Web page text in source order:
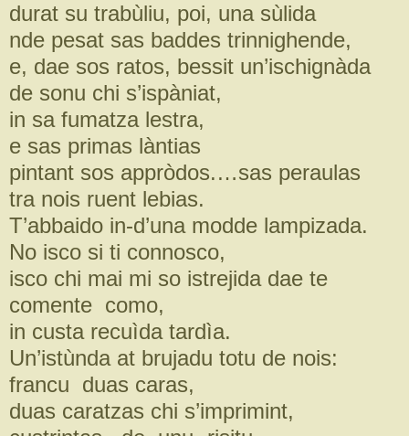
durat su trabùliu, poi, una sùlida
nde pesat sas baddes trinnighende,
e, dae sos ratos, bessit un’ischignàda
de sonu chi s’ispàniat,
in sa fumatza lestra,
e sas primas làntias
pintant sos appròdos.…sas peraulas
tra nois ruent lebias.
T’abbaido in-d’una modde lampizada.
No isco si ti connosco,
isco chi mai mi so istrejida dae te
comente como,
in custa recuìda tardìa.
Un’istùnda at brujadu totu de nois:
francu duas caras,
duas caratzas chi s’imprimint,